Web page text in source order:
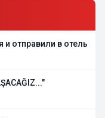
и отправили в отель